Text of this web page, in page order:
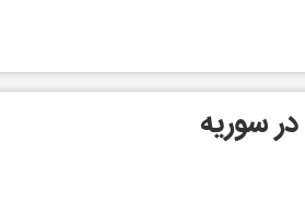
سوریه